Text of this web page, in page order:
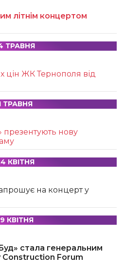
літнім концертом
ТРАВНЯ
цін ЖК Тернополя від
ТРАВНЯ
презентують нову
КВІТНЯ
на концерт у
КВІТНЯ
стала генеральним
Forum